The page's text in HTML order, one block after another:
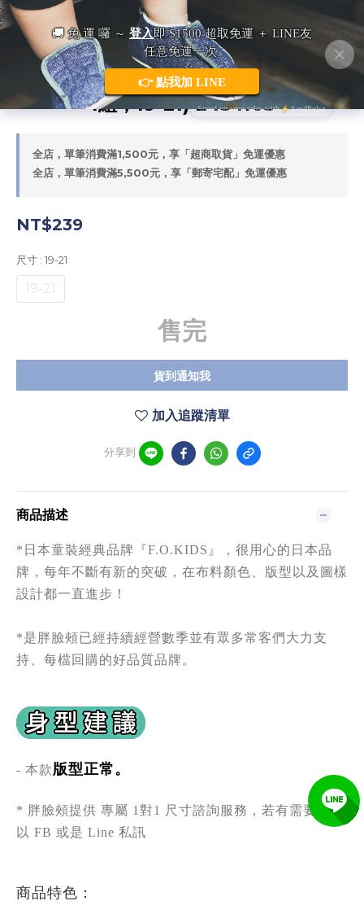
日本 BREEZE 亮眼小雛菊 中襪組 (2雙
1組，19-21) L454105
全店，單筆消費滿1,500元，享「超商取貨」免運優惠
全店，單筆消費滿5,500元，享「郵寄宅配」免運優惠
NT$239
尺寸 : 19-21
19-21
售完
貨到通知我
加入追蹤清單
分享到
商品描述
*日本童裝經典品牌 『F.O.KIDS』
，很用心的日本品
牌，每年不斷有新的突破，在布料顏色、版型以及圖樣
設計都一直進步！
*是胖臉頰已經持續經營數季並有眾多常客們大力支
持、每檔回購的好品質品牌。
- 本款版型正常。
* 胖臉頰提供 專屬 1對1 尺寸諮詢服務，若有需要歡迎
以 FB 或是 Line 私訊
商品特色：